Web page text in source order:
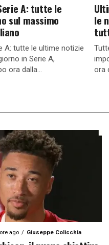
A: tutte le
sul massimo
A: tutte le ultime notizie
in Serie A,
ora dalla...
le
ora
ago Giuseppe Colicchia